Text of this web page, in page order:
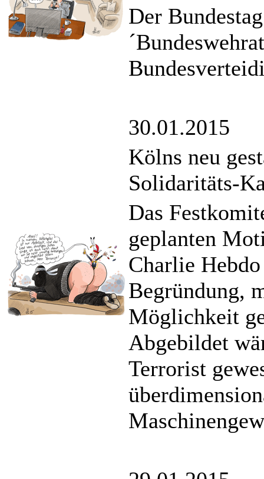
Der
30.01.2015
Kölns neu
Solidaritäts-
Das
geplanten
Charlie
Begründung,
Möglichkeit
Abgebildet
Terrorist